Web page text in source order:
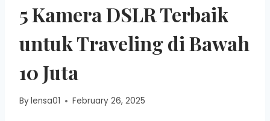
5 Kamera DSLR Terbaik
untuk Traveling di Bawah
10 Juta
Bylensa01 February 26, 2025